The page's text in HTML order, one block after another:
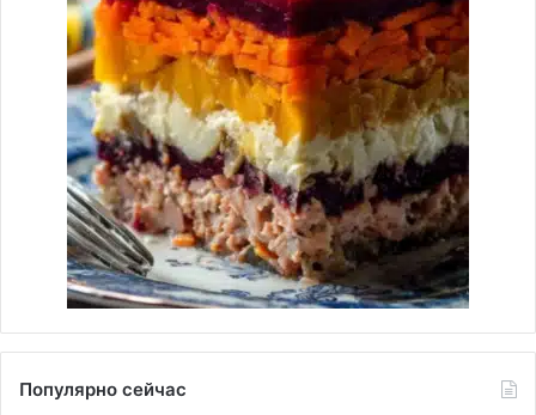
Популярно сейчас